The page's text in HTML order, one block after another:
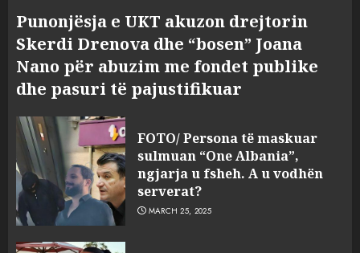
Punonjësja e UKT akuzon drejtorin
Skerdi Drenova dhe “bosen” Joana
Nano për abuzim me fondet publike
dhe pasuri të pajustifikuar
FOTO/ Persona të maskuar
sulmuan “One Albania”,
ngjarja u fsheh. A u vodhën
serverat?
MARCH 25, 2025